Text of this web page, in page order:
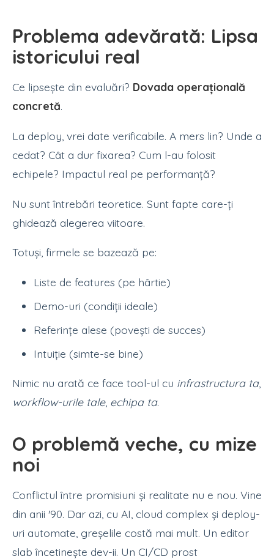
Problema adevărată: Lipsa
istoricului real
Ce lipsește din evaluări? Dovada operațională
concretă.
La deploy, vrei date verificabile. A mers lin? Unde a
cedat? Cât a dur fixarea? Cum l-au folosit
echipele? Impactul real pe performanță?
Nu sunt întrebări teoretice. Sunt fapte care-ți
ghidează alegerea viitoare.
Totuși, firmele se bazează pe:
Liste de features (pe hârtie)
Demo-uri (condiții ideale)
Referințe alese (povești de succes)
Intuiție (simte-se bine)
Nimic nu arată ce face tool-ul cu infrastructura ta,
workflow-urile tale, echipa ta.
O problemă veche, cu mize
noi
Conflictul între promisiuni și realitate nu e nou. Vine
din anii '90. Dar azi, cu AI, cloud complex și deploy-
uri automate, greșelile costă mai mult. Un editor
slab încetinește dev-ii. Un CI/CD prost